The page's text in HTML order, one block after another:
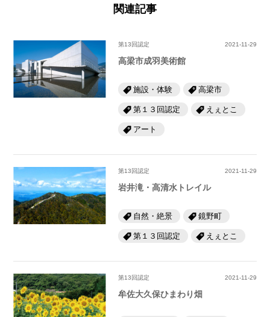
関連記事
第13回認定 2021-11-29
高梁市成羽美術館
施設・体験 高梁市
第１３回認定 えぇとこ
アート
第13回認定 2021-11-29
岩井滝・高清水トレイル
自然・絶景 鏡野町
第１３回認定 えぇとこ
第13回認定 2021-11-29
牟佐大久保ひまわり畑